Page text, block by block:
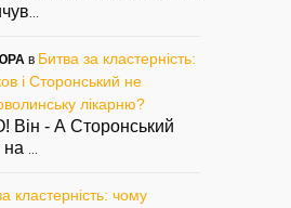
в Битва за кластерність:
і Сторонський не
лікарню?
Він - А Сторонський
на
кластерність: чому